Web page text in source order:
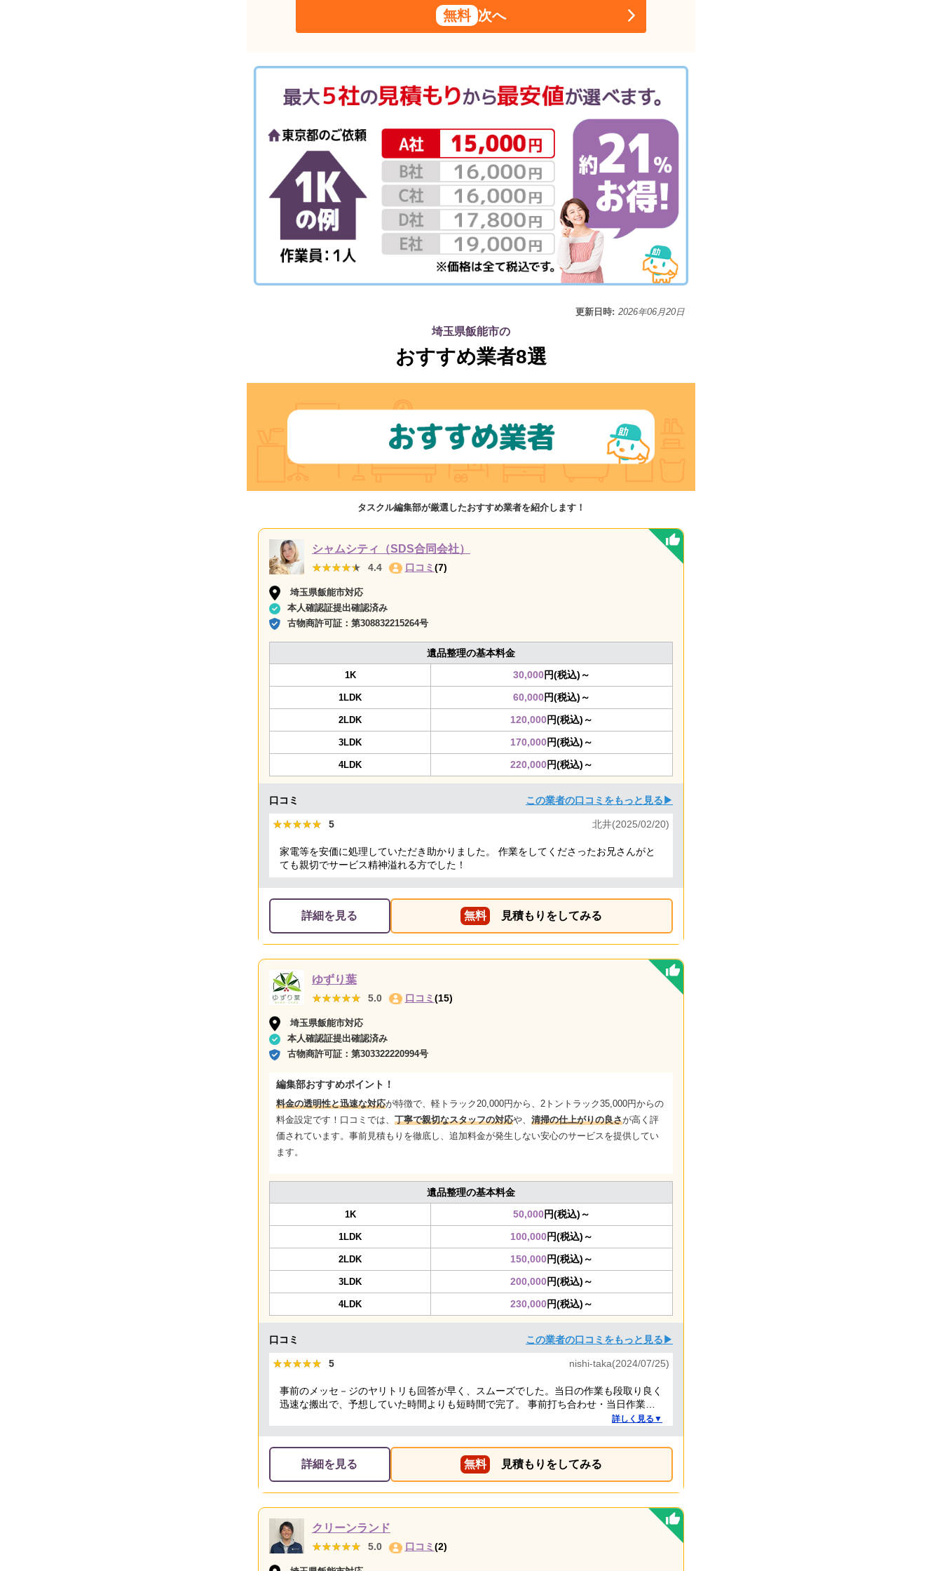
無料 次へ
更新日時: 2026年06月20日
埼玉県飯能市の
おすすめ業者8選
タスクル編集部が厳選したおすすめ業者を紹介します！
シャムシティ（SDS合同会社）
★★★★★
★★★★★ 4.4 口コミ (7)
埼玉県飯能市対応
本人確認証提出確認済み
古物商許可証： 第308832215264号
遺品整理の基本料金
1K 30,000円(税込)～
1LDK 60,000円(税込)～
2LDK 120,000円(税込)～
3LDK 170,000円(税込)～
4LDK 220,000円(税込)～
口コミ この業者の口コミをもっと見る▶
★★★★★
★★★★★ 5 北井(2025/02/20)
家電等を安価に処理していただき助かりました。 作業をしてくださったお兄さんがと
ても親切でサービス精神溢れる方でした！
詳細を見る 無料 見積もりをしてみる
ゆずり葉
★★★★★
★★★★★ 5.0 口コミ (15)
埼玉県飯能市対応
本人確認証提出確認済み
古物商許可証： 第303322220994号
編集部おすすめポイント！
料金の透明性と迅速な対応が特徴で、軽トラック20,000円から、2トントラック35,000円からの
料金設定です！口コミでは、丁寧で親切なスタッフの対応や、清掃の仕上がりの良さが高く評
価されています。事前見積もりを徹底し、追加料金が発生しない安心のサービスを提供してい
ます。
遺品整理の基本料金
1K 50,000円(税込)～
1LDK 100,000円(税込)～
2LDK 150,000円(税込)～
3LDK 200,000円(税込)～
4LDK 230,000円(税込)～
口コミ この業者の口コミをもっと見る▶
★★★★★
★★★★★ 5 nishi-taka(2024/07/25)
事前のメッセ－ジのヤリトリも回答が早く、スムーズでした。当日の作業も段取り良く
迅速な搬出で、予想していた時間よりも短時間で完了。 事前打ち合わせ・当日作業と
も全体的に好感がもて、今後何かある時はまた依頼したくなるような感想です。詳しく見る▼
詳細を見る 無料 見積もりをしてみる
クリーンランド
★★★★★
★★★★★ 5.0 口コミ(2)